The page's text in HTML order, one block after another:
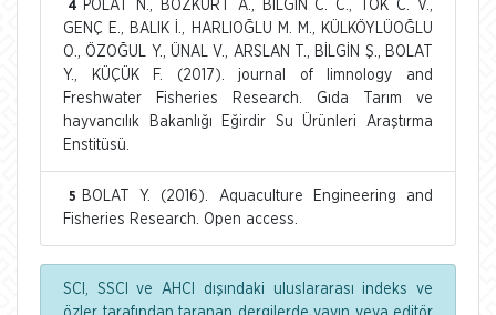
4
POLAT N., BOZKURT A., BİLGİN C. C., TOK C. V.,
GENÇ E., BALIK İ., HARLIOĞLU M. M., KÜLKÖYLÜOĞLU
O., ÖZOĞUL Y., ÜNAL V., ARSLAN T., BİLGİN Ş., BOLAT
Y., KÜÇÜK F. (2017). journal of limnology and
Freshwater Fisheries Research. Gıda Tarım ve
hayvancılık Bakanlığı Eğirdir Su Ürünleri Araştırma
Enstitüsü.
5
BOLAT Y. (2016). Aquaculture Engineering and
Fisheries Research. Open access.
SCI, SSCI ve AHCI dışındaki uluslararası indeks ve